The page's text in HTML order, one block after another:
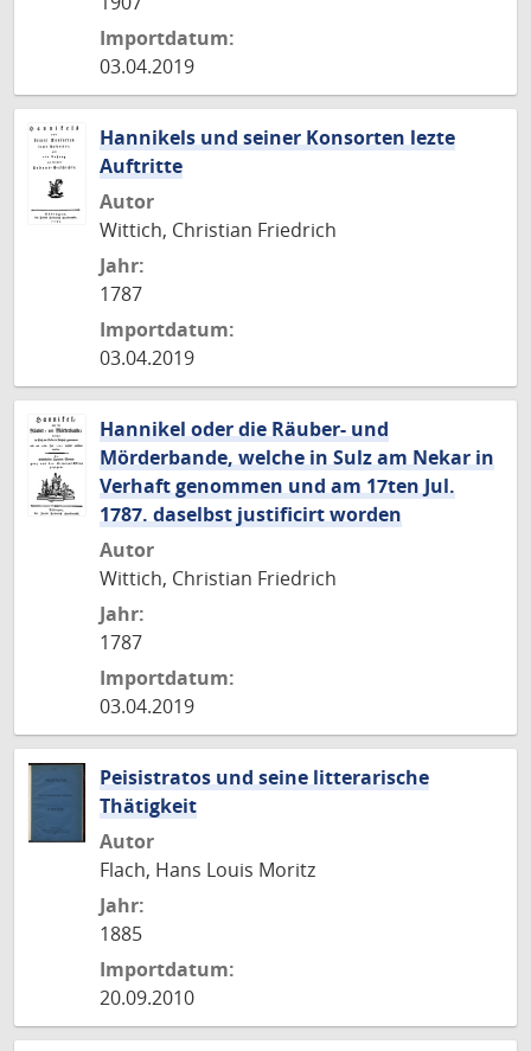
Importdatum:
03.04.2019
Hannikels und seiner Konsorten lezte
Auftritte
Autor
Wittich, Christian Friedrich
Jahr:
1787
Importdatum:
03.04.2019
Hannikel oder die Räuber- und
Mörderbande, welche in Sulz am Nekar in
Verhaft genommen und am 17ten Jul.
1787. daselbst justificirt worden
Autor
Wittich, Christian Friedrich
Jahr:
1787
Importdatum:
03.04.2019
Peisistratos und seine litterarische
Thätigkeit
Autor
Flach, Hans Louis Moritz
Jahr:
1885
Importdatum:
20.09.2010